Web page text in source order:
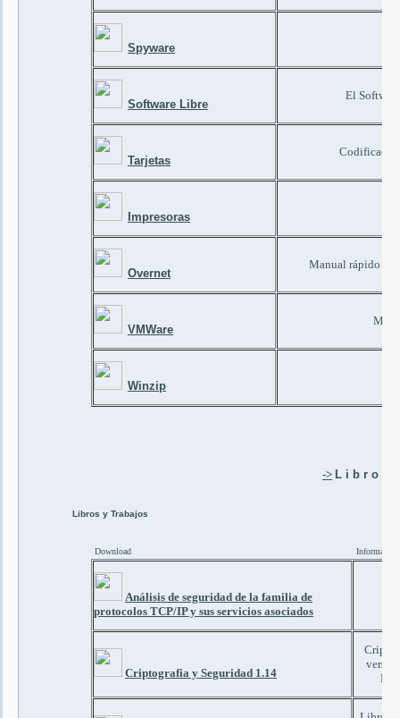
Spyware
Software Libre
El
Tarjetas
Impresoras
Overnet
Manual rápido de
VMWare
Winzip
-> L i b r o s
Libros y Trabajos
Download Información
Análisis de seguridad de la familia de
protocolos TCP/IP y sus servicios asociados
Criptografia y Seguridad 1.14